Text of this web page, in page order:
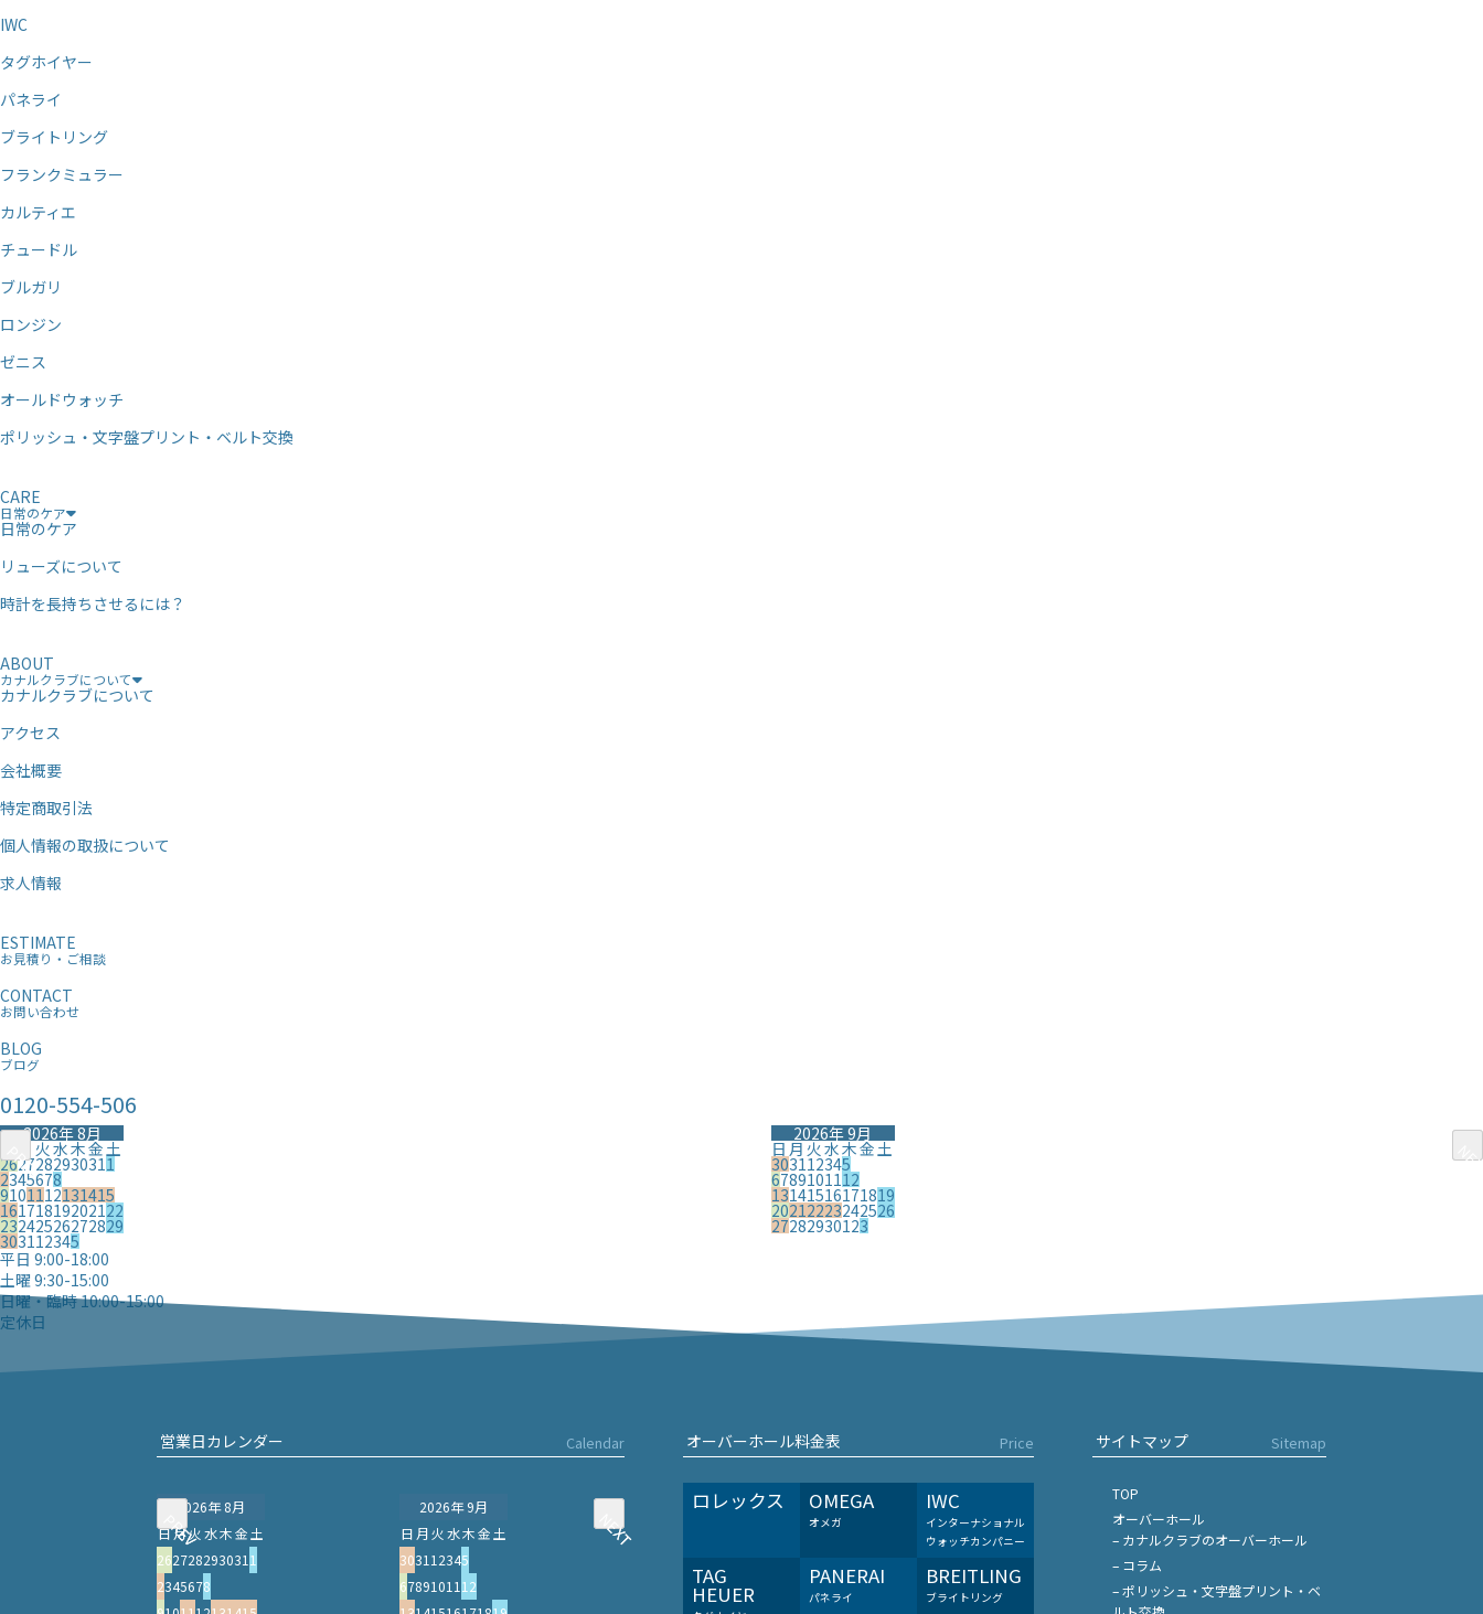
IWC
タグホイヤー
パネライ
ブライトリング
フランクミュラー
カルティエ
チュードル
ブルガリ
ロンジン
ゼニス
オールドウォッチ
ポリッシュ・文字盤プリント・ベルト交換
CARE
日常のケア
日常のケア
リューズについて
時計を長持ちさせるには？
ABOUT
カナルクラブについて
カナルクラブについて
アクセス
会社概要
特定商取引法
個人情報の取扱について
求人情報
ESTIMATE
お見積り・ご相談
CONTACT
お問い合わせ
BLOG
ブログ
0120-554-506
PREV
2026年 8月
火水木金土
2627282930311
2345678
9101112131415
16171819202122
23242526272829
303112345
PREV
2026年 9月
日 月 火水木金土
303112345
6789101112
13141516171819
20212223242526
27282930123
平日 9:00-18:00
土曜 9:30-15:00
日曜・臨時 10:00-15:00
定休日
営業日カレンダー Calendar
PREV
2026年 8月
NEXT
日月火水木金 土
262728293031 1
2345678
PREV
2026年 9月
NEXT
日 月 火 水木 金 土
3031 1 2345
67891011 12
オーバーホール料金表 Price
ロレックス OMEGA
オメガ
IWC
インターナショナル
ウォッチカンパニー
TAG
HEUER
PANERAI
パネライ
BREITLING
ブライトリング
サイトマップ Sitemap
TOP
オーバーホール
– カナルクラブのオーバーホール
– コラム
– ポリッシュ・文字盤プリント・ベ